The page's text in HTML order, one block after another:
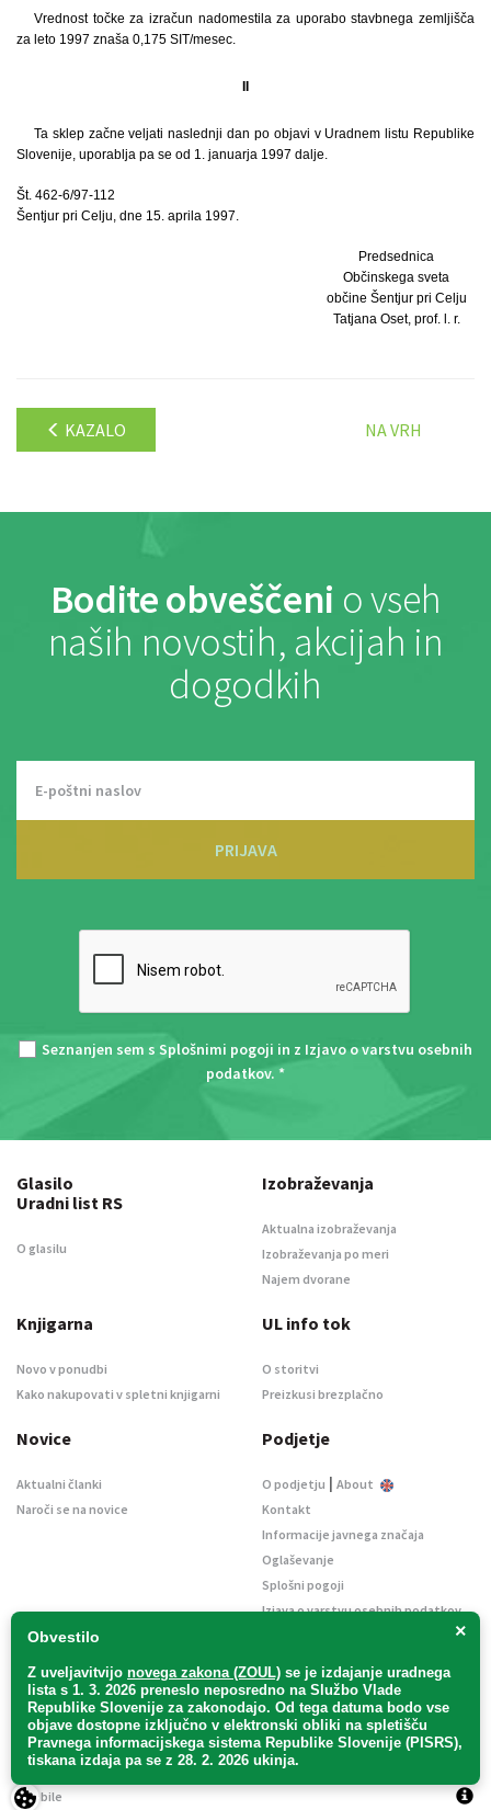
Vrednost točke za izračun nadomestila za uporabo stavbnega zemljišča
za leto 1997 znaša 0,175 SIT/mesec.
II
Ta sklep začne veljati naslednji dan po objavi v Uradnem listu Republike
Slovenije, uporablja pa se od 1. januarja 1997 dalje.
Št. 462-6/97-112
Šentjur pri Celju, dne 15. aprila 1997.
Predsednica
Občinskega sveta
občine Šentjur pri Celju
Tatjana Oset, prof. l. r.
KAZALO NA VRH
Bodite obveščeni o vseh
naših novostih, akcijah in
dogodkih
PRIJAVA
Seznanjen sem s Splošnimi pogoji in z Izjavo o varstvu osebnih
podatkov. *
×
Obvestilo
Z uveljavitvijo novega zakona (ZOUL) se je izdajanje uradnega
lista s 1. 3. 2026 preneslo neposredno na Službo Vlade
Republike Slovenije za zakonodajo. Od tega datuma bodo vse
objave dostopne izključno v elektronski obliki na spletišču
Pravnega informacijskega sistema Republike Slovenije (PISRS),
tiskana izdaja pa se z 28. 2. 2026 ukinja.
Glasilo
Uradni list RS
O glasilu
Izobraževanja
Aktualna izobraževanja
Izobraževanja po meri
Najem dvorane
Knjigarna
Novo v ponudbi
Kako nakupovati v spletni knjigarni
UL info tok
O storitvi
Preizkusi brezplačno
Novice
Aktualni članki
Naroči se na novice
Podjetje
O podjetju | About
Kontakt
Informacije javnega značaja
Oglaševanje
Splošni pogoji
Izjava o varstvu osebnih podatkov
Uradni list d. o. o. – v likvidaciji / Vse pravice pridržane.
2Mobile